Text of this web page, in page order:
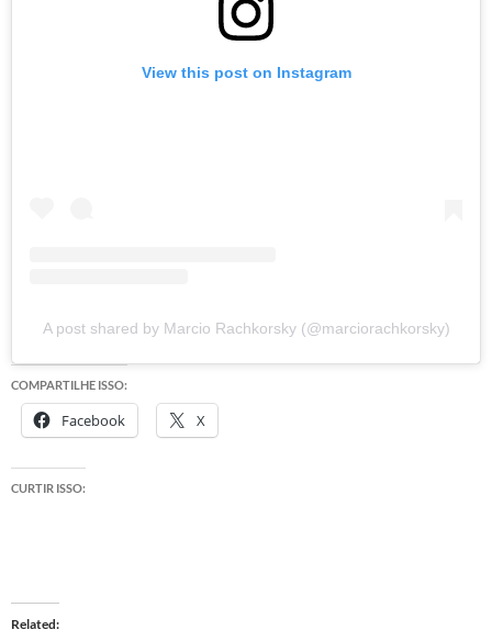
View this post on Instagram
A post shared by Marcio Rachkorsky (@marciorachkorsky)
COMPARTILHE ISSO:
Facebook X
CURTIR ISSO:
Related